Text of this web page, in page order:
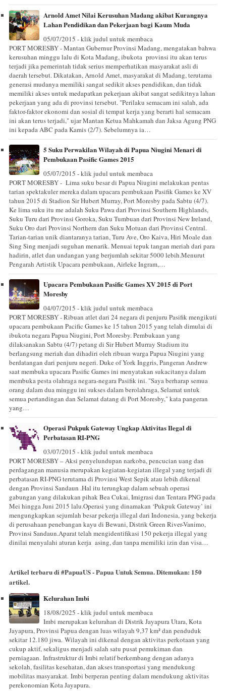
Arnold Amet Nilai Kerusuhan Madang akibat Kurangnya
Lahan Pendidikan dan Pekerjaan bagi Kaum Muda
05/07/2015 - klik judul untuk membaca
PORT MORESBY - Mantan Gubernur Provinsi Madang, mengatakan bahwa
kerusuhan minggu lalu di Kota Madang, ibukota provinsi itu akan terus
terjadi jika pemerintah tidak serius memperhatikan masyarakat asli di
daerah tersebut. Dikatakan, Arnold Amet, masyarakat di Madang, terutama
generasi mudanya memiliki sangat sedikit akses pendidikan, dan tidak
memiliki akses untuk medapatkan pekerjaan akibat sangat sedikitnya lahan
pekerjaan yang ada di provinsi tersebut. "Perilaku semacam ini salah, ada
faktor-faktor ekonomi dan sosial di tempat kerja yang berarti hal semacam
ini akan terus terjadi," ujar Mantan Ketua Mahkamah dan Jaksa Agung PNG
ini kepada ABC pada Kamis (2/7). Sebelumnya ia…
5 Suku Perwakilan Wilayah di Papua Niugini Menari di
Pembukaan Pasific Games 2015
05/07/2015 - klik judul untuk membaca
PORT MORESBY - Lima suku besar di Papua Niugini melakukan pentas
tarian spektakuler mereka dalam upacara pembukaan Pasifik Games ke XV
tahun 2015 di Stadion Sir Hubert Murray, Port Moresby pada Sabtu (4/7).
Ke lima suku itu me adalah Suku Pawa dari Provinsi Southern Highlands,
Suku Turu dari Provinsi Goroka, Suku Tumbuan dari Provinsi New Ireland,
Suku Oro dari Provinsi Northern dan Suku Motuan dari Provinsi Central.
Tarian-tarian unik diantaranya tarian, Turu Ave, Oro Kaiva, Hiri Moale dan
Sing Sing menjadi suguhan menarik. Menuai tepuk tangan meriah dari para
hadirin, atlet dan undangan yang berjumlah sekitar 5000 lebih.Menurut
Pengarah Artistik Upacara pembukaan, Airleke Ingram,…
Upacara Pembukaan Pasific Games XV 2015 di Port
Moresby
04/07/2015 - klik judul untuk membaca
PORT MORESBY - Ribuan atlet dari 24 negara di penjuru Pasifik mengikuti
upacara pembukaan Pacific Games ke 15 tahun 2015 yang telah dimulai di
ibukota negara Papua Niugini, Port Moresby. Pembukaan yang
dilaksanakan Sabtu (4/7) petang di Sir Hubert Murray Stadium itu
berlangsung meriah dan dihadiri oleh ribuan warga Papua Niugini yang
berdatangan dari penjuru negeri. Duke of York Inggris, Pangeran Andrew
saat membuka upacara Pasific Games ini menyatakan sukacitanya dalam
membuka pesta olahraga negara-negara Pasifik ini. "Saya berharap semua
orang dalam dua minggu ini sukses dalam berolahraga, Selamat untuk
semua pertandingan dan Selamat datang di Port Moresby," kata pangeran
yang…
Operasi Pukpuk Gateway Ungkap Aktivitas Ilegal di
Perbatasan RI-PNG
03/07/2015 - klik judul untuk membaca
PORT MORESBY – Aksi penyelundupan narkoba, pencucian uang dan
perdagangan manusia merupakan kegiatan-kegiatan illegal yang terjadi di
perbatasan RI-PNG terutama di Provinsi West Sepik atau lebih dikenal
dengan Provinsi Sandaun .Hal itu terungkap dalam sebuah operasi
gabungan yang dilakukan pihak Bea Cukai, Imigrasi dan Tentara PNG pada
Mei hingga Juni 2015 lalu.Operasi yang dinamakan ‘Pukpuk Gateway’ ini
mengungkapkan sejumlah besar pekerja illegal dari Indonesia, yang bekerja
di perusahaan penebangan kayu di Bewani, Distrik Green River-Vanimo,
Provinsi Sandaun.Aparat telah mengidentifikasi 150 pekerja illegal yang
dinilai menyalahi aturan kerja asing, dan tanpa memiliki izin dan visa…
Artikel terbaru di #PapuaUS - Papua Untuk Semua. Ditemukan: 150
artikel.
Kelurahan Imbi
18/08/2025 - klik judul untuk membaca
Imbi merupakan kelurahan di Distrik Jayapura Utara, Kota
Jayapura, Provinsi Papua dengan luas wilayah 9,37 km² dan penduduk
sekitar 12.180 jiwa. Wilayah ini dikenal dengan aktivitas perkotaan yang
cukup aktif, sekaligus menjadi salah satu pusat pemukiman dan
perniagaan. Infrastruktur di Imbi relatif berkembang dengan adanya
sekolah, fasilitas kesehatan, dan akses transportasi yang mendukung
mobilitas masyarakat. Imbi berperan penting dalam mendukung aktivitas
perekonomian Kota Jayapura.